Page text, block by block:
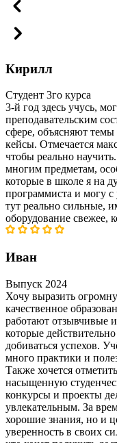
Кирилл
Студент 3го курса
3-й год здесь учусь,
преподавательским
сфере, объясняют темы
кейсы. Отмечается
чтобы реально
многим предметам,
которые в школе я на
программиста и могу с
тут реально сильные,
оборудование свежее,
Иван
Выпуск 2024
Хочу выразить
качественное
работают отзывчивые
которые
добиваться успехов.
много практики и
Также хочется
насыщенную
конкурсы и проекты
увлекательным. За
хорошие знания, но и
уверенность в своих